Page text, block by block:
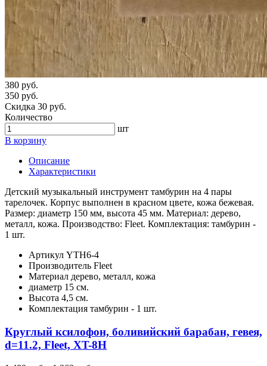
380 руб.
350 руб.
Скидка 30 руб.
Количество
шт
В корзину
Описание
Характеристики
Детский музыкальный инструмент тамбурин на 4 пары
тарелочек. Корпус выполнен в красном цвете, кожа бежевая.
Размер: диаметр 150 мм, высота 45 мм. Материал: дерево,
металл, кожа. Производство: Fleet. Комплектация: тамбурин -
1 шт.
Артикул YTH6-4
Производитель Fleet
Материал дерево, металл, кожа
диаметр 15 см.
Высота 4,5 см.
Комплектация тамбурин - 1 шт.
Круглый ксилофон, боливийский барабан, гевея,
d=11.2, Fleet, XT-8H